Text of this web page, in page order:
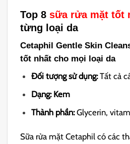
Top 8sữa rửa mặt tốt
từng loại da
Cetaphil Gentle Skin
tốt nhất cho mọi loại da
Đối tượng sử dụng:Tất cả
Dạng: Kem
Thành phần:Glycerin,
Sữa rửa mặt Cetaphil có các